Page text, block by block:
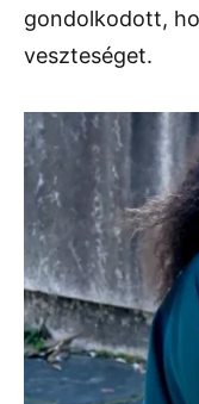
gondolkodott,
veszteséget.